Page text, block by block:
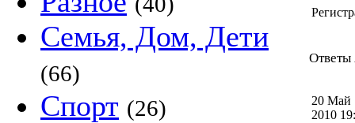
Семья, Дом, Дети
(66)
Спорт (26)
Ответы
20 Май
2010